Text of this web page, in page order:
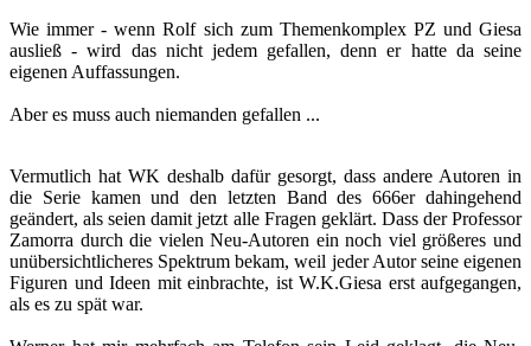
Wie immer - wenn Rolf sich zum Themenkomplex PZ und Giesa
ausließ - wird das nicht jedem gefallen, denn er hatte da seine
eigenen Auffassungen.
Aber es muss auch niemanden gefallen ...
Vermutlich hat WK deshalb dafür gesorgt, dass andere Autoren in
die Serie kamen und den letzten Band des 666er dahingehend
geändert, als seien damit jetzt alle Fragen geklärt. Dass der Professor
Zamorra durch die vielen Neu-Autoren ein noch viel größeres und
unübersichtlicheres Spektrum bekam, weil jeder Autor seine eigenen
Figuren und Ideen mit einbrachte, ist W.K.Giesa erst aufgegangen,
als es zu spät war.